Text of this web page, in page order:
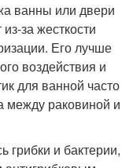
ванны или двери
за жесткости
Его лучше
воздействия и
для ванной часто
между раковиной и
грибки и бактерии,